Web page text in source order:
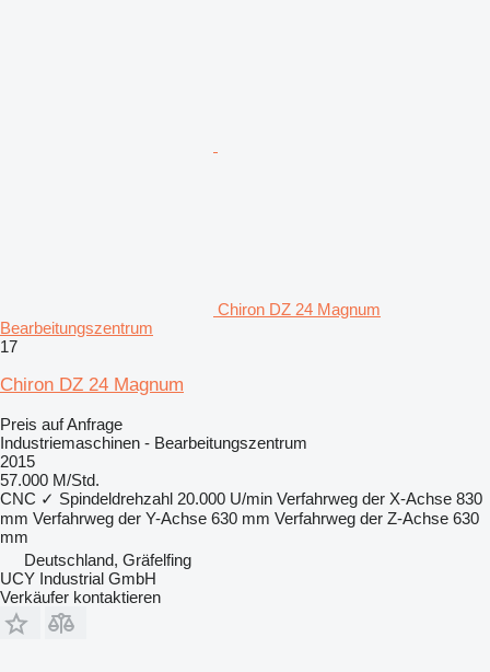
Chiron DZ 24 Magnum
Bearbeitungszentrum
17
Chiron DZ 24 Magnum
Preis auf Anfrage
Industriemaschinen - Bearbeitungszentrum
2015
57.000 M/Std.
CNC ✓ Spindeldrehzahl 20.000 U/min Verfahrweg der X-Achse 830
mm Verfahrweg der Y-Achse 630 mm Verfahrweg der Z-Achse 630
mm
Deutschland, Gräfelfing
UCY Industrial GmbH
Verkäufer kontaktieren